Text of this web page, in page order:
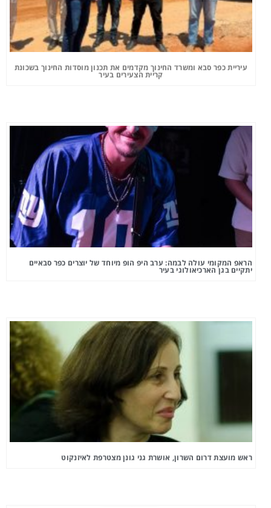
עיריית כפר סבא ומשרד החינוך מקדמים את תכנון מוסדות החינוך בשכונת
קריית הצעירים בעיר
הראפ המקומי עולה לבמה: ערב היפ הופ מיוחד של יוצרים כפר סבאיים
יתקיים בגן הארכיאולוגי בעיר
ראש מועצת דרום השרון, אושרת גני גונן מצטרפת לאיזנקוט